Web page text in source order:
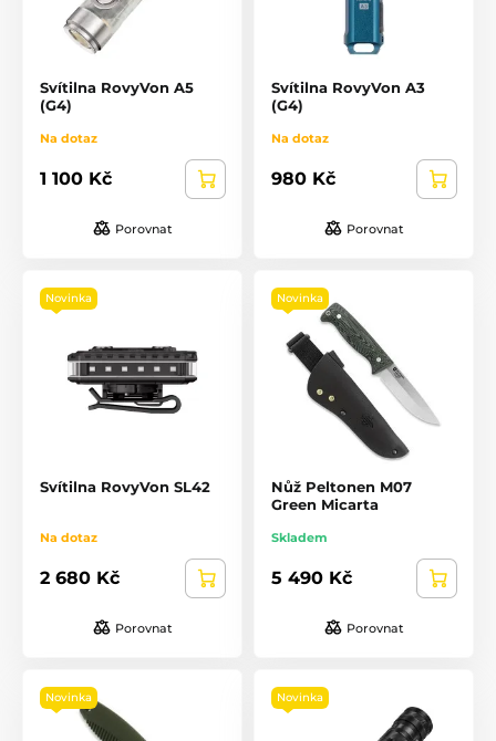
Svítilna RovyVon A5
(G4)
Na dotaz
1 100 Kč
Porovnat
Svítilna RovyVon A3
(G4)
Na dotaz
980 Kč
Porovnat
Novinka
Svítilna RovyVon SL42
Na dotaz
2 680 Kč
Porovnat
Novinka
Nůž Peltonen M07
Green Micarta
Skladem
5 490 Kč
Porovnat
Novinka Novinka